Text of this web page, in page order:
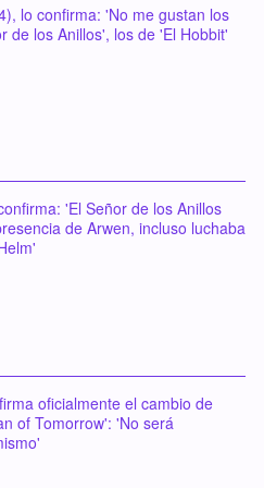
lo confirma: 'No me gustan los
de los Anillos', los de 'El Hobbit'
'El Señor de los Anillos
de Arwen, incluso luchaba
oficialmente el cambio de
of Tomorrow': 'No será